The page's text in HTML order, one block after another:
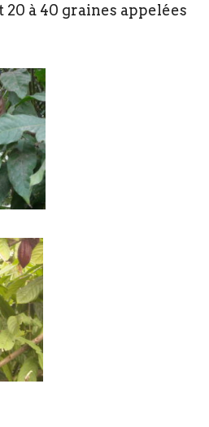
à 40 graines appelées